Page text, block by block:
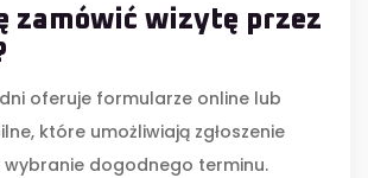
zamówić wizytę przez
oferuje formularze online lub
które umożliwiają zgłoszenie
dogodnego terminu.